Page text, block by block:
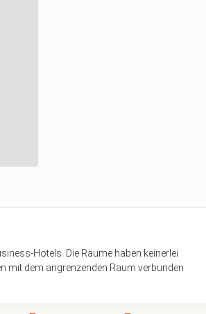
Hotels. Die Räume haben keinerlei
mit dem angrenzenden Raum verbunden